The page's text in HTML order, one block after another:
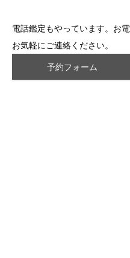
電話鑑定もやっています。お
お気軽にご連絡ください。
予約フォーム